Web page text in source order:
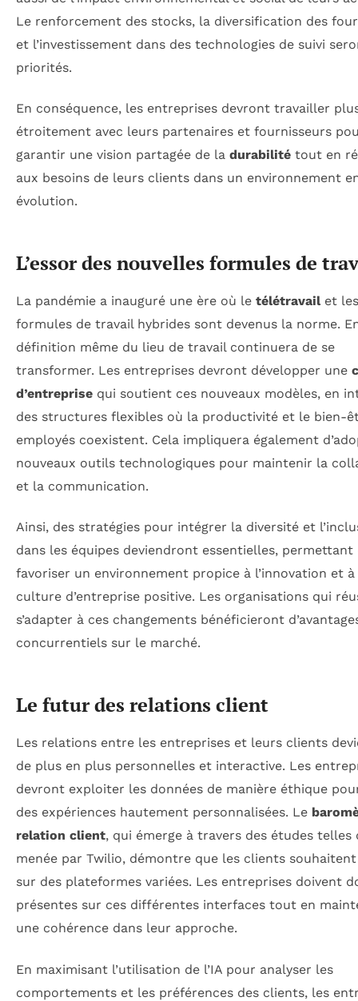
Le renforcement des stocks, la diversification des
et l’investissement dans des technologies de suivi
priorités.
En conséquence, les entreprises devront travailler
étroitement avec leurs partenaires et fournisseurs
garantir une vision partagée de la durabilité tout en
aux besoins de leurs clients dans un environnement
évolution.
L’essor des nouvelles formules de
La pandémie a inauguré une ère où le télétravailet les
formules de travail hybrides sont devenus la norme.
définition même du lieu de travail continuera de se
transformer. Les entreprises devront développer une
d’entreprise qui soutient ces nouveaux modèles, en
des structures flexibles où la productivité et le bien-
employés coexistent. Cela impliquera également
nouveaux outils technologiques pour maintenir la
et la communication.
Ainsi, des stratégies pour intégrer la diversité et
dans les équipes deviendront essentielles, permettant
favoriser un environnement propice à l’innovation et à
culture d’entreprise positive. Les organisations qui
s’adapter à ces changements bénéficieront
concurrentiels sur le marché.
Le futur des relations client
Les relations entre les entreprises et leurs clients
de plus en plus personnelles et interactive. Les
devront exploiter les données de manière éthique
des expériences hautement personnalisées. Le
relation client, qui émerge à travers des études telles
menée par Twilio, démontre que les clients
sur des plateformes variées. Les entreprises doivent
présentes sur ces différentes interfaces tout en
une cohérence dans leur approche.
En maximisant l’utilisation de l’IA pour analyser les
comportements et les préférences des clients, les